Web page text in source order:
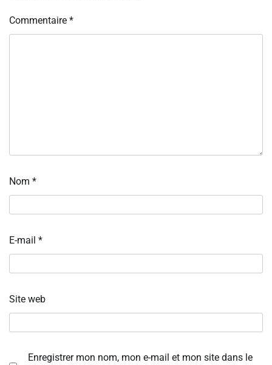
Commentaire *
Nom *
E-mail *
Site web
Enregistrer mon nom, mon e-mail et mon site dans le